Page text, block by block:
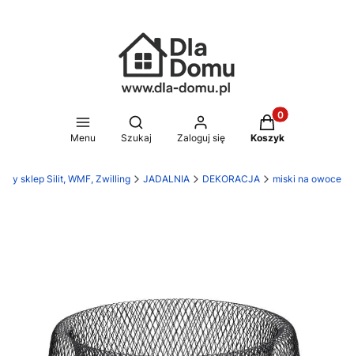
Menu
Otwórz wyszukiwarkę
Szukaj Zaloguj się
Produkty w
Koszyk
sklep Silit, WMF, Zwilling JADALNIA DEKORACJA miski na owoce